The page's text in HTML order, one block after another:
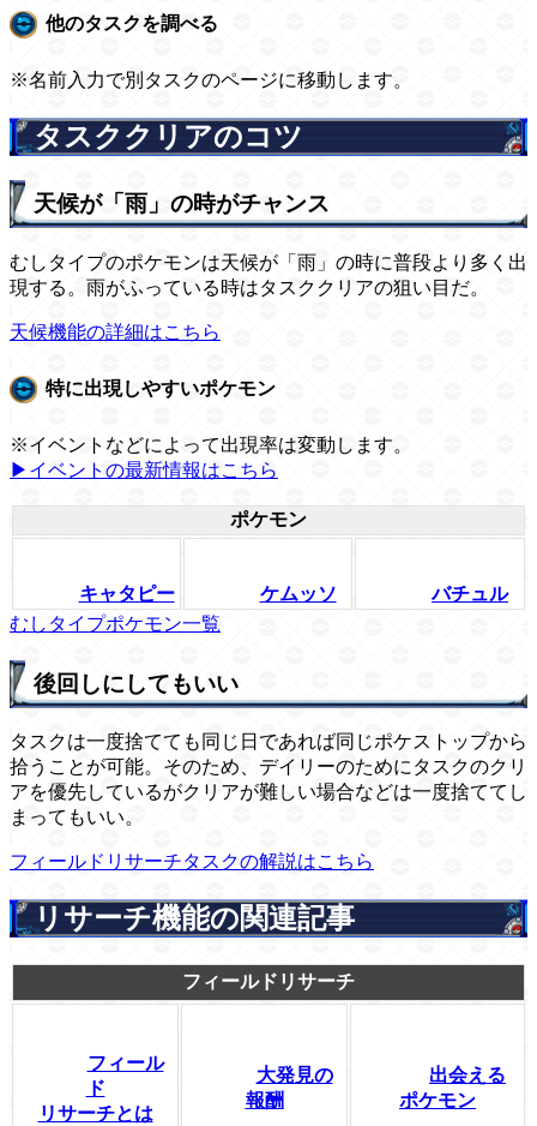
他のタスクを調べる
※名前入力で別タスクのページに移動します。
タスククリアのコツ
天候が「雨」の時がチャンス
むしタイプのポケモンは天候が「雨」の時に普段より多く出
現する。雨がふっている時はタスククリアの狙い目だ。
天候機能の詳細はこちら
特に出現しやすいポケモン
※イベントなどによって出現率は変動します。
▶イベントの最新情報はこちら
ポケモン
キャタピー ケムッソ
バチュル
むしタイプポケモン一覧
後回しにしてもいい
タスクは一度捨てても同じ日であれば同じポケストップから
拾うことが可能。そのため、デイリーのためにタスクのクリ
アを優先しているがクリアが難しい場合などは一度捨ててし
まってもいい。
フィールドリサーチタスクの解説はこちら
リサーチ機能の関連記事
フィールドリサーチ
フィール
ド
リサーチとは
大発見の
報酬
出会える
ポケモン